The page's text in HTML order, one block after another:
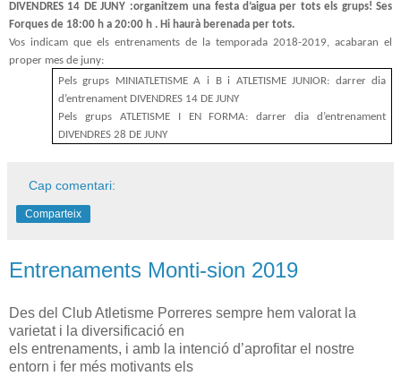
DIVENDRES 14 DE JUNY :organitzem una festa d’aigua per tots els grups! Ses
Forques de 18:00 h a 20:00 h . Hi haurà berenada per tots.
Vos indicam que els entrenaments de la temporada 2018-2019, acabaran el
proper mes de juny:
Pels grups MINIATLETISME A i B i ATLETISME JUNIOR: darrer dia
d’entrenament DIVENDRES 14 DE JUNY
Pels grups ATLETISME I EN FORMA: darrer dia d’entrenament
DIVENDRES 28 DE JUNY
Cap comentari:
Comparteix
Entrenaments Monti-sion 2019
Des del Club Atletisme Porreres sempre hem valorat la
varietat i la diversificació en
els entrenaments, i amb la intenció d’aprofitar el nostre
entorn i fer més motivants els